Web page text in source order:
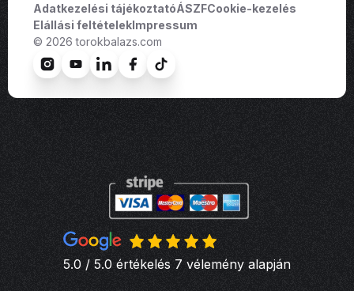
Adatkezelési tájékoztatóÁSZFCookie-kezelés
Elállási feltételekImpressum
© 2026 torokbalazs.com
5.0 / 5.0 értékelés 7 vélemény alapján